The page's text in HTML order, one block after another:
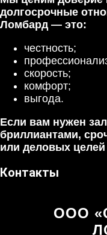
долгосрочные
Ломбард — это:
честность;
скорость;
комфорт;
выгода.
Если вам нужен
бриллиантами,
или деловых
Контакты
ООО